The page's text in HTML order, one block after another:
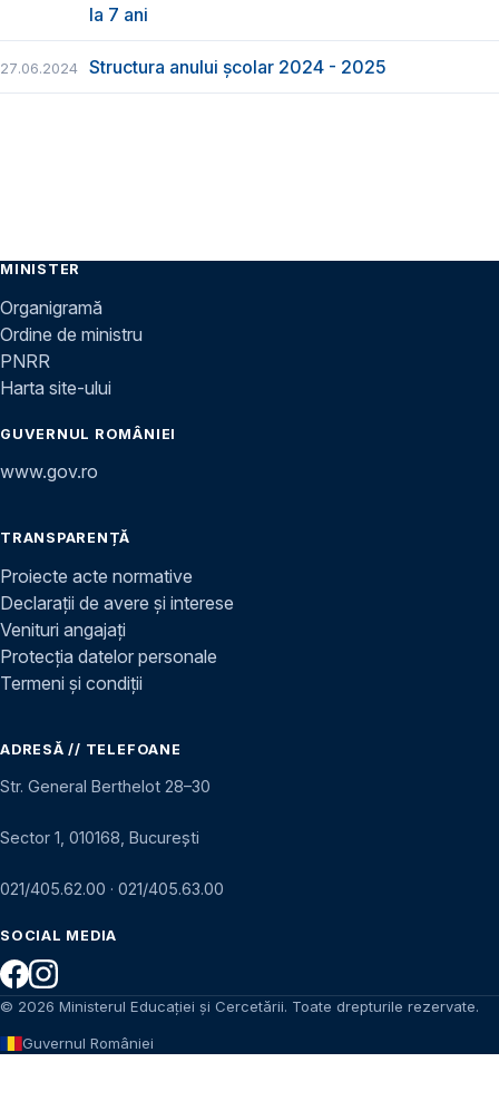
la 7 ani
27.06.2024 Structura anului școlar 2024 - 2025
MINISTER
Organigramă
Ordine de ministru
PNRR
Harta site-ului
GUVERNUL ROMÂNIEI
www.gov.ro
TRANSPARENȚĂ
Proiecte acte normative
Declarații de avere și interese
Venituri angajați
Protecția datelor personale
Termeni și condiții
ADRESĂ // TELEFOANE
Str. General Berthelot 28–30
Sector 1, 010168, București
021/405.62.00 · 021/405.63.00
SOCIAL MEDIA
© 2026 Ministerul Educației și Cercetării. Toate drepturile rezervate.
Guvernul României